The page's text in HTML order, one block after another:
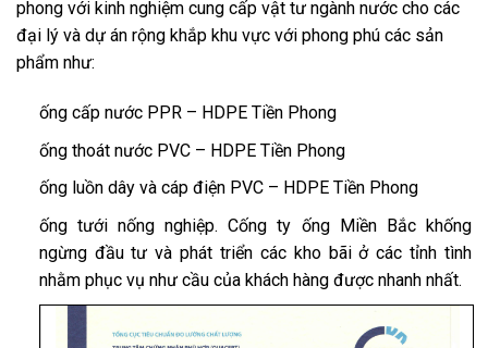
phong với kinh nghiệm cung cấp vật tư ngành nước cho các
đại lý và dự án rộng khắp khu vực với phong phú các sản
phẩm như:
ống cấp nước PPR – HDPE Tiền Phong
ống thoát nước PVC – HDPE Tiền Phong
ống luồn dây và cáp điện PVC – HDPE Tiền Phong
ống tưới nống nghiệp. Cống ty ống Miền Bắc khống
ngừng đầu tư và phát triển các kho bãi ở các tỉnh tình
nhằm phục vụ như cầu của khách hàng được nhanh nhất.